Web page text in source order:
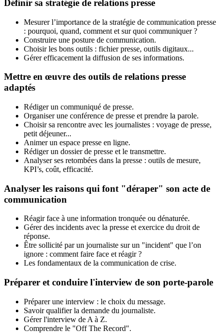
Définir sa stratégie de relations presse
Mesurer l’importance de la stratégie de communication presse
: pourquoi, quand, comment et sur quoi communiquer ?
Construire une posture de communication.
Choisir les bons outils : fichier presse, outils digitaux...
Gérer efficacement la diffusion de ses informations.
Mettre en œuvre des outils de relations presse
adaptés
Rédiger un communiqué de presse.
Organiser une conférence de presse et prendre la parole.
Choisir sa rencontre avec les journalistes : voyage de presse,
petit déjeuner...
Animer un espace presse en ligne.
Rédiger un dossier de presse et le transmettre.
Analyser ses retombées dans la presse : outils de mesure,
KPI’s, coût, efficacité.
Analyser les raisons qui font "déraper" son acte de
communication
Réagir face à une information tronquée ou dénaturée.
Gérer des incidents avec la presse et exercice du droit de
réponse.
Être sollicité par un journaliste sur un "incident" que l’on
ignore : comment faire face et réagir ?
Les fondamentaux de la communication de crise.
Préparer et conduire l'interview de son porte-parole
Préparer une interview : le choix du message.
Savoir qualifier la demande du journaliste.
Gérer l'interview de A à Z.
Comprendre le "Off The Record".